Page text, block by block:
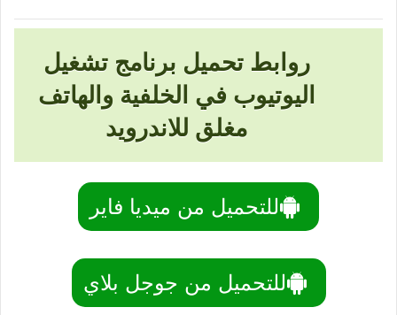
روابط تحميل برنامج تشغيل
اليوتيوب في الخلفية والهاتف
مغلق للاندرويد
للتحميل من ميديا فاير
للتحميل من جوجل بلاي